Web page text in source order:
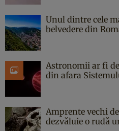
Unul dintre cele
belvedere din
Astronomii ar fi
din afara
Amprente vechi
dezvăluie o rudă